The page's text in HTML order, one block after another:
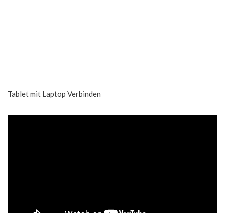
Tablet mit Laptop Verbinden